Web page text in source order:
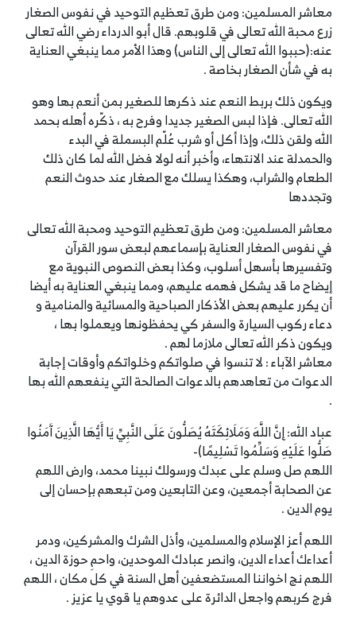
معاشر المسلمين: ومن طرق تعظيم التوحيد في نفوس الصغار
زرع محبة الله تعالى في قلوبهم. قال أبو الدرداء رضي الله تعالى
عنه:(حببوا الله تعالى إلى الناس) وهذا الأمر مما ينبغي العناية
به في شأن الصغار بخاصة .
ويكون ذلك بربط النعم عند ذكرها للصغير بمن أنعم بها وهو
الله تعالى. فإذا لبس الصغير جديدا وفرح به ، ذكّره أهله بحمد
الله ولقن ذلك، وإذا أكل أو شرب عُلّم البسملة في البدء
والحمدلة عند الانتهاء، وأخبر أنه لولا فضل الله لما كان ذلك
الطعام والشراب، وهكذا يسلك مع الصغار عند حدوث النعم
وتجددها
معاشر المسلمين: ومن طرق تعظيم التوحيد ومحبة الله تعالى
في نفوس الصغار العناية بإسماعهم لبعض سور القرآن
وتفسيرها بأسهل أسلوب، وكذا بعض النصوص النبوية مع
إيضاح ما قد يشكل فهمه عليهم، ومما ينبغي العناية به أيضا
أن يكرر عليهم بعض الأذكار الصباحية والمسائية والمنامية و
دعاء ركوب السيارة والسفر كي يحفظونها ويعملوا بها ،
ويكون ذكر الله تعالى ملازما لهم .
معاشر الآباء : لا تنسوا في صلواتكم وخلواتكم وأوقات إجابة
الدعوات من تعاهدهم بالدعوات الصالحة التي ينفعهم الله بها
.
عباد الله: ِإنَّ اللَّهَ وَمَلَائِكَتَهُ يُصَلُّونَ عَلَى النَّبِيِّ يَا أَيُّهَا الَّذِينَ آَمَنُوا
صَلُّوا عَلَيْهِ وَسَلِّمُوا تَسْلِيمًا)-
اللهم صل وسلم على عبدك ورسولك نبينا محمد، وارض اللهم
عن الصحابة أجمعين، وعن التابعين ومن تبعهم بإحسان إلى
يوم الدين .
اللهم أعز الإسلام والمسلمين، وأذل الشرك والمشركين، ودمر
أعداءك أعداء الدين، وانصر عبادك الموحدين، واحمِ حوزة الدين ،
اللهم نج اخواننا المستضعفين أهل السنة في كل مكان ، اللهم
فرج كربهم واجعل الدائرة على عدوهم يا قوي يا عزيز .